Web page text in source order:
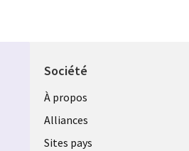
Société
À propos
Alliances
Sites pays